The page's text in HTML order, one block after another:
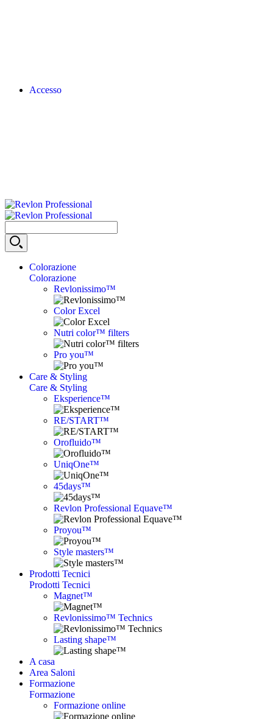
Accesso
Colorazione
Colorazione
Revlonissimo™
Color Excel
Nutri color™ filters
Pro you™
Care & Styling
Care & Styling
Eksperience™
RE/START™
Orofluido™
UniqOne™
45days™
Revlon Professional Equave™
Proyou™
Style masters™
Prodotti Tecnici
Prodotti Tecnici
Magnet™
Revlonissimo™ Technics
Lasting shape™
A casa
Area Saloni
Formazione
Formazione
Formazione online